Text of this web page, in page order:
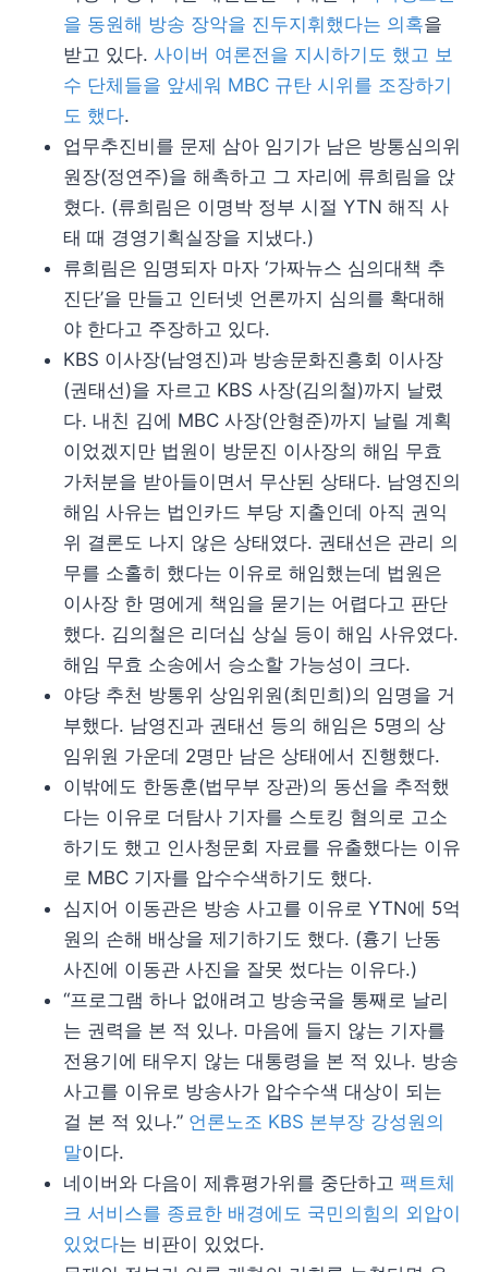
을 동원해 방송 장악을 진두지휘했다는 의혹을
받고 있다. 사이버 여론전을 지시하기도 했고 보
수 단체들을 앞세워 MBC 규탄 시위를 조장하기
도 했다.
업무추진비를 문제 삼아 임기가 남은 방통심의위
원장(정연주)을 해촉하고 그 자리에 류희림을 앉
혔다. (류희림은 이명박 정부 시절 YTN 해직 사
태 때 경영기획실장을 지냈다.)
류희림은 임명되자 마자 ‘가짜뉴스 심의대책 추
진단’을 만들고 인터넷 언론까지 심의를 확대해
야 한다고 주장하고 있다.
KBS 이사장(남영진)과 방송문화진흥회 이사장
(권태선)을 자르고 KBS 사장(김의철)까지 날렸
다. 내친 김에 MBC 사장(안형준)까지 날릴 계획
이었겠지만 법원이 방문진 이사장의 해임 무효
가처분을 받아들이면서 무산된 상태다. 남영진의
해임 사유는 법인카드 부당 지출인데 아직 권익
위 결론도 나지 않은 상태였다. 권태선은 관리 의
무를 소홀히 했다는 이유로 해임했는데 법원은
이사장 한 명에게 책임을 묻기는 어렵다고 판단
했다. 김의철은 리더십 상실 등이 해임 사유였다.
해임 무효 소송에서 승소할 가능성이 크다.
야당 추천 방통위 상임위원(최민희)의 임명을 거
부했다. 남영진과 권태선 등의 해임은 5명의 상
임위원 가운데 2명만 남은 상태에서 진행했다.
이밖에도 한동훈(법무부 장관)의 동선을 추적했
다는 이유로 더탐사 기자를 스토킹 혐의로 고소
하기도 했고 인사청문회 자료를 유출했다는 이유
로 MBC 기자를 압수수색하기도 했다.
심지어 이동관은 방송 사고를 이유로 YTN에 5억
원의 손해 배상을 제기하기도 했다. (흉기 난동
사진에 이동관 사진을 잘못 썼다는 이유다.)
“프로그램 하나 없애려고 방송국을 통째로 날리
는 권력을 본 적 있나. 마음에 들지 않는 기자를
전용기에 태우지 않는 대통령을 본 적 있나. 방송
사고를 이유로 방송사가 압수수색 대상이 되는
걸 본 적 있나.” 언론노조 KBS 본부장 강성원의
말이다.
네이버와 다음이 제휴평가위를 중단하고 팩트체
크 서비스를 종료한 배경에도 국민의힘의 외압이
있었다는 비판이 있었다.